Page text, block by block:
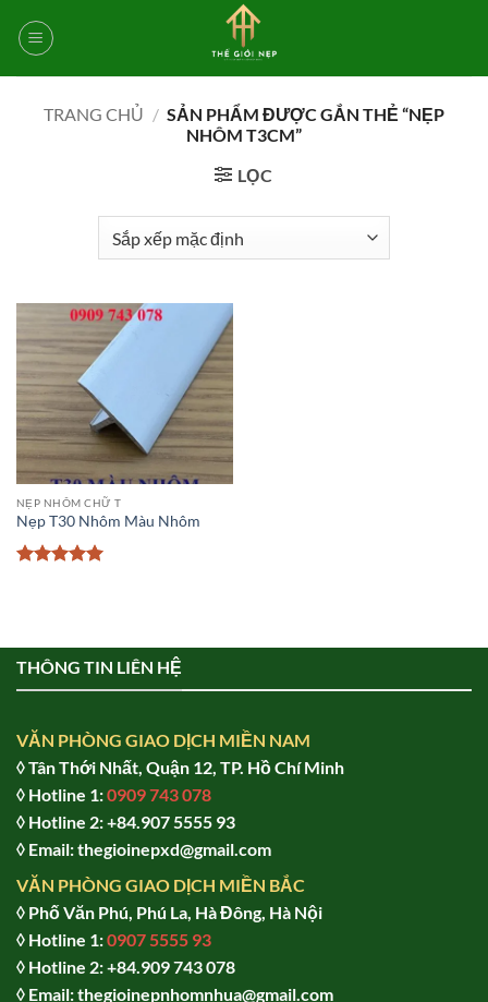
qua
TRANG CHỦ / SẢN PHẨM ĐƯỢC GẮN THẺ “NẸP
NHÔM T3CM”
LỌC
NẸP NHÔM CHỮ T
Nẹp T30 Nhôm Màu Nhôm
THÔNG TIN LIÊN HỆ
VĂN PHÒNG GIAO DỊCH MIỀN NAM
◊ Tân Thới Nhất, Quận 12, TP. Hồ Chí Minh
◊ Hotline 1:0909 743 078
◊ Hotline 2: +84.907 5555 93
◊ Email: thegioinepxd@gmail.com
VĂN PHÒNG GIAO DỊCH MIỀN BẮC
◊ Phố Văn Phú, Phú La, Hà Đông, Hà Nội
◊ Hotline 1:0907 5555 93
◊ Hotline 2:+84.909 743 078
◊ Email: thegioinepnhomnhua@gmail.com